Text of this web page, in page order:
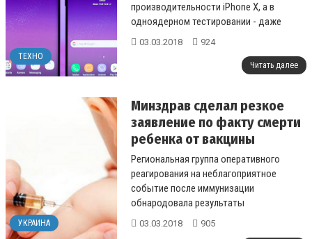
ТЕХНО
производительности iPhone X, а в
одноядерном тестировании - даже
iPhone 7....
03.03.2018 924
Читать далее
УКРАИНА
Минздрав сделал резкое
заявление по факту смерти
ребенка от вакцины
Региональная группа оперативного
реагирования на неблагоприятное
событие после иммунизации
обнародовала результаты
расследования смерти ребенка в
03.03.2018 905